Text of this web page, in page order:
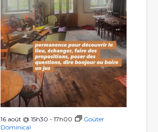
16 août @ 15h30 - 17h00
Goûter
Dominical